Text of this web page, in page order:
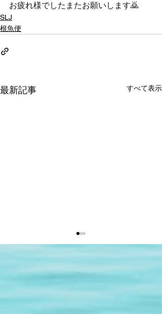
お疲れ様でしたまたお願いします🙇
SLJ
根魚便
最新記事 すべて表示
2026年5月23日#SLJ